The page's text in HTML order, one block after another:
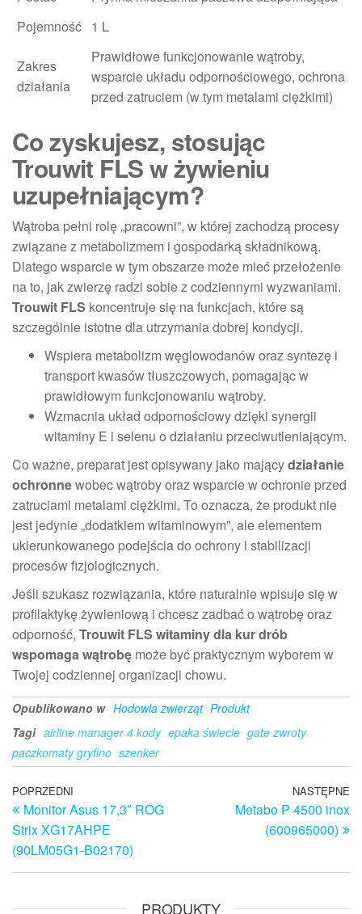
Pojemność 1 L
Zakres
działania
Prawidłowe funkcjonowanie wątroby,
wsparcie układu odpornościowego, ochrona
przed zatruciem (w tym metalami ciężkimi)
Co zyskujesz, stosując
Trouwit FLS w żywieniu
uzupełniającym?
Wątroba pełni rolę „pracowni”, w której zachodzą procesy
związane z metabolizmem i gospodarką składnikową.
Dlatego wsparcie w tym obszarze może mieć przełożenie
na to, jak zwierzę radzi sobie z codziennymi wyzwaniami.
Trouwit FLS koncentruje się na funkcjach, które są
szczególnie istotne dla utrzymania dobrej kondycji.
Wspiera metabolizm węglowodanów oraz syntezę i
transport kwasów tłuszczowych, pomagając w
prawidłowym funkcjonowaniu wątroby.
Wzmacnia układ odpornościowy dzięki synergii
witaminy E i selenu o działaniu przeciwutleniającym.
Co ważne, preparat jest opisywany jako mającydziałanie
ochronnewobec wątroby oraz wsparcie w ochronie przed
zatruciami metalami ciężkimi. To oznacza, że produkt nie
jest jedynie „dodatkiem witaminowym”, ale elementem
ukierunkowanego podejścia do ochrony i stabilizacji
procesów fizjologicznych.
Jeśli szukasz rozwiązania, które naturalnie wpisuje się w
profilaktykę żywieniową i chcesz zadbać o wątrobę oraz
odporność, Trouwit FLS witaminy dla kur drób
wspomaga wątrobę może być praktycznym wyborem w
Twojej codziennej organizacji chowu.
Opublikowano w Hodowla zwierząt Produkt
Tagi airline manager 4 kody epaka świecie gate zwroty
paczkomaty gryfino szenker
Nawigacja
wpisu
Poprzedni
wpis
POPRZEDNI
Monitor Asus 17,3″ ROG
Strix XG17AHPE
(90LM05G1-B02170)
NASTĘPNE
Metabo P 4500 inox
(600965000)
PRODUKTY